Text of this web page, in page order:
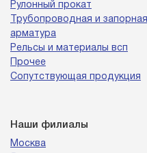
Рулонный прокат
Трубопроводная и запорная
арматура
Рельсы и материалы всп
Прочее
Сопутствующая продукция
Наши филиалы
Москва